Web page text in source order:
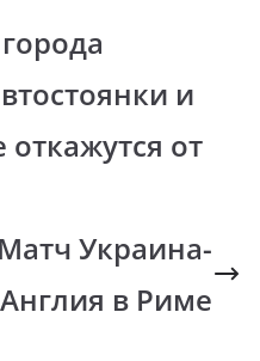
gr
a
m
и
от
Украина-
Англия в Риме